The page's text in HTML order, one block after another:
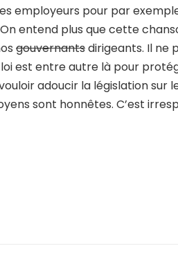
employeurs pour par
entend plus que cette
gouvernantsdirigeants. Il ne
est entre autre là pour
adoucir la législation sur
sont honnêtes. C’est